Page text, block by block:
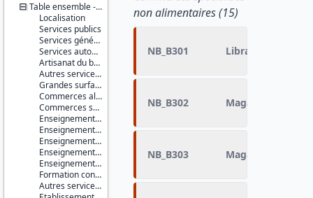
Table ensemble - IRIS
Localisation
Services publics
Services généraux
Services automobiles
Artisanat du bâtiment
Autres services à la population
Grandes surfaces
Commerces alimentaires
Commerces spécialisés non alimentaires
Enseignement du premier degré
Enseignement du second degré premier cycle
Enseignement du second degré second cycle
Enseignement supérieur non universitaire
Enseignement supérieur universitaire
Formation continue
Autres services de l'éducation
non alimentaires (15)
NB_B301 Librairie,
NB_B302 Magasin de
NB_B303 Magasin